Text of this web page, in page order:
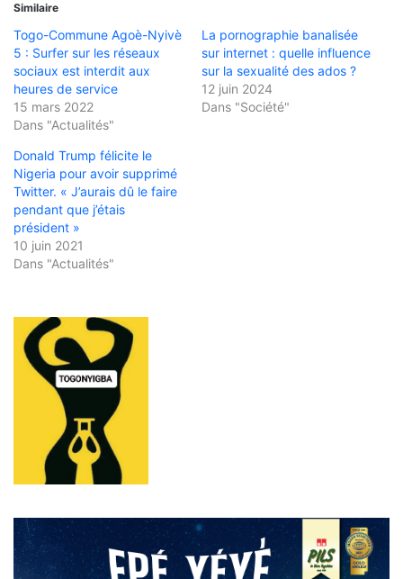
Similaire
Togo-Commune Agoè-Nyivè
5 : Surfer sur les réseaux
sociaux est interdit aux
heures de service
15 mars 2022
Dans "Actualités"
La pornographie banalisée
sur internet : quelle influence
sur la sexualité des ados ?
12 juin 2024
Dans "Société"
Donald Trump félicite le
Nigeria pour avoir supprimé
Twitter. « J’aurais dû le faire
pendant que j’étais
président »
10 juin 2021
Dans "Actualités"